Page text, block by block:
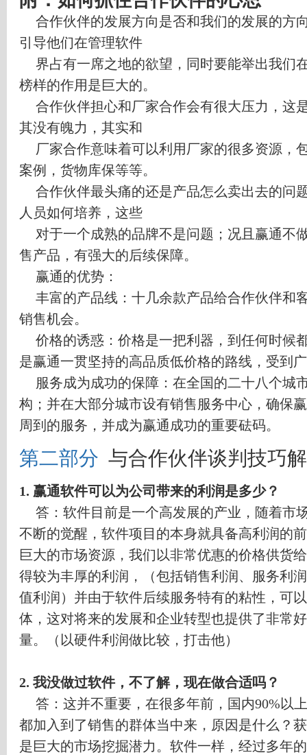
合作伙伴的发展方向是否和我们的发展的方
引导他们在管理软件
界占有一席之地的欲望，同时要能举出我们
榜样的作用是巨大的。
合作伙伴担心和厂家合作会有很大压力，这
其没有魄力，其实和
厂家合作意味着可以利用厂家的很多资源，
案例，货物库保等等。
合作伙伴最头痛的还是产品怎么卖出去的问
人员如何培养，这些
对于一个成熟的品牌不是问题；况且赢通不
售产品，有强大的后续保障。
赢通的优势：
丰富的产品线：十几余款产品给合作伙伴和
销售机会。
价格的诱惑：价格是一把利器，到任何时候
是赢通一贯坚持的高品质低价格的路线，受到
服务成为成功的保障：在全国的二十八个城
构；并在大部分城市设有销售服务中心，确保
周到的服务，并成为赢通成功的重要砝码。
第二部分 与合作伙伴谈判技巧
1. 赢通软件可以为公司带来的利润是多少？
答：软件目前是一个高发展的产业，随着市
不断的觉醒，软件项目的本身就具备高利润的
巨大的市场资源，我们以非常优惠的价格供货
得较为丰厚的利润，（包括销售利润、服务利
值利润）并由于软件后续服务特有的粘性，可
体，这对将来的发展和企业转型也提供了非常
量。（以硬件利润做比较，打击他）
2. 我没做过软件，不了解，现在做合适吗？
答：这并不重要，在很多年前，国内90%以
都加入到了销售的群体当中来，原因是什么？
是巨大的市场挖掘潜力。软件一样，经过多年